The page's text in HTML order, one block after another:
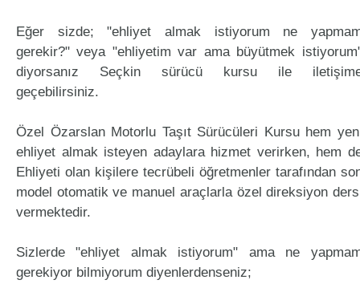
Eğer sizde; "ehliyet almak istiyorum ne
gerekir?" veya "ehliyetim var ama büyütmek
diyorsanız Seçkin sürücü kursu ile
geçebilirsiniz.
Özel Özarslan Motorlu Taşıt Sürücüleri Kursu hem
ehliyet almak isteyen adaylara hizmet verirken, hem
Ehliyeti olan kişilere tecrübeli öğretmenler tarafından
model otomatik ve manuel araçlarla özel direksiyon
vermektedir.
Sizlerde "ehliyet almak istiyorum" ama ne
gerekiyor bilmiyorum diyenlerdenseniz;